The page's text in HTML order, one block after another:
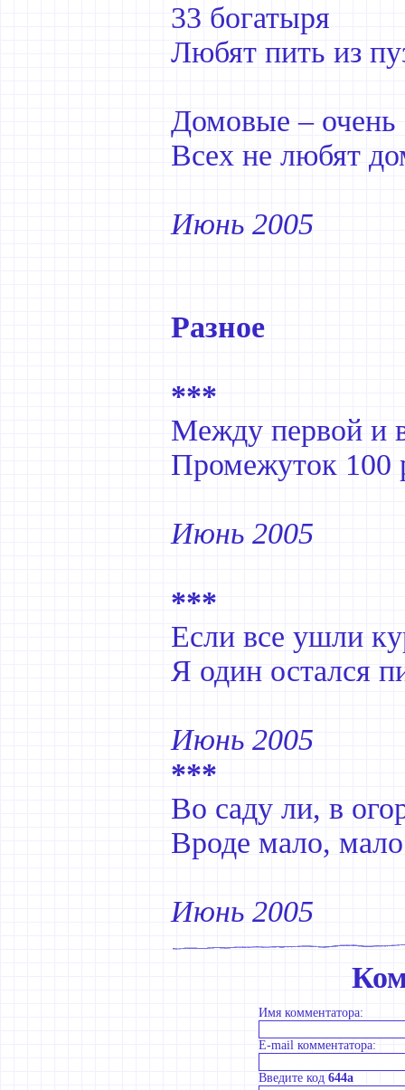
33 богатыря
Любят пить из
Домовые – очень
Всех не любят
Июнь 2005
Разное
***
Между первой и
Промежуток 100
Июнь 2005
***
Если все ушли
Я один остался
Июнь 2005
***
Во саду ли, в
Вроде мало,
Июнь 2005
Имя комментатора:
E-mail комментатора:
Введите код 644a